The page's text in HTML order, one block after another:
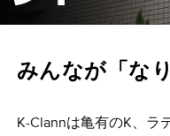
みんなが「な
K-Clannは亀有のK、ラ